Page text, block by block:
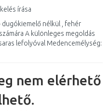
írása
nélkül , fehér
A különleges megoldás
lefolyóval Medencemélység:
nem elérhető